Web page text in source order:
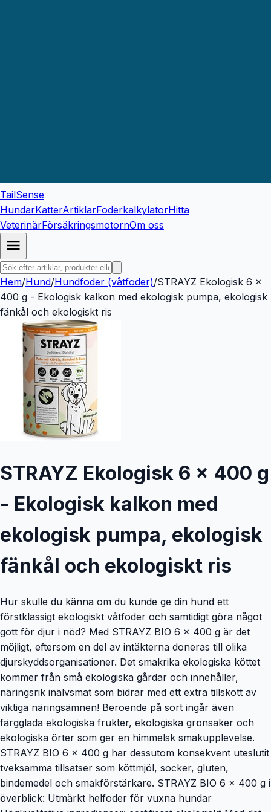
TailSense
HundarKatterArtiklarFoderkalkylatorHitta
VeterinärFörsäkringsmotornOm oss
Hem/Hund/Hundfoder (våtfoder)/STRAYZ Ekologisk 6 x
400 g - Ekologisk kalkon med ekologisk pumpa, ekologisk
fänkål och ekologiskt ris
STRAYZ Ekologisk 6 x 400 g
- Ekologisk kalkon med
ekologisk pumpa, ekologisk
fänkål och ekologiskt ris
Hur skulle du känna om du kunde ge din hund ett
förstklassigt ekologiskt våtfoder och samtidigt göra något
gott för djur i nöd? Med STRAYZ BIO 6 x 400 g är det
möjligt, eftersom en del av intäkterna doneras till olika
djurskyddsorganisationer. Det smakrika ekologiska köttet
kommer från små ekologiska gårdar och innehåller,
näringsrik inälvsmat som bidrar med ett extra tillskott av
viktiga näringsämnen! Beroende på sort ingår även
färgglada ekologiska frukter, ekologiska grönsaker och
ekologiska örter som ger en himmelsk smakupplevelse.
STRAYZ BIO 6 x 400 g har dessutom konsekvent uteslutit
tveksamma tillsatser som köttmjöl, socker, gluten,
bindemedel och smakförstärkare. STRAYZ BIO 6 x 400 g i
överblick: Utmärkt helfoder för vuxna hundar